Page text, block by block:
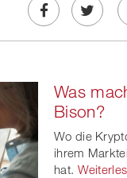
Share
Facebook
Twe
on
twitt
er
Was
Bison?
Wo die
ihrem
hat.